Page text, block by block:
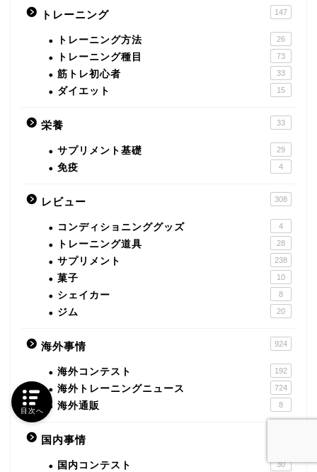
トレーニング 147
トレーニング方法 26
トレーニング種目 73
筋トレ初心者 33
ダイエット 15
栄養 33
サプリメント基礎 29
免疫 4
レビュー 308
コンディショニンググッズ 4
トレーニング道具 28
サプリメント 238
菓子 10
シェイカー 8
ジム 20
海外事情 924
海外コンテスト 192
海外トレーニングニュース 724
海外通販 8
国内事情
国内コンテスト 30
目次へ